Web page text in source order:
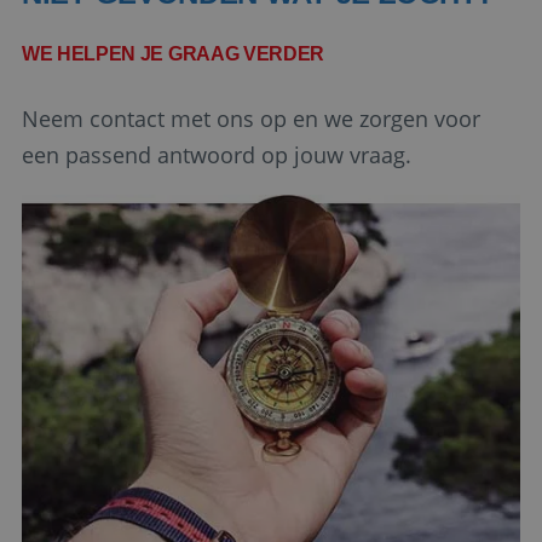
WE HELPEN JE GRAAG VERDER
Neem contact met ons op en we zorgen voor
een passend antwoord op jouw vraag.
PHP.net
li_gc
LinkedIn
Corporation
.linkedin.com
5 maanden 4
weken
Google Privacy Policy